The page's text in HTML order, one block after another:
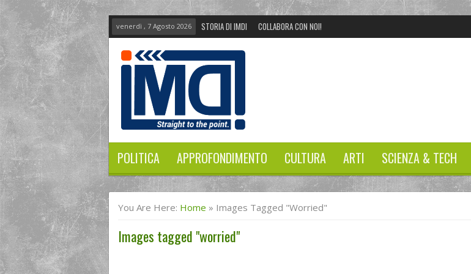
venerdì , 7 Agosto 2026 STORIA DI IMDI COLLABORA CON NOI!
POLITICA APPROFONDIMENTO CULTURA ARTI SCIENZA & TECH
You Are Here: Home » Images Tagged "worried"
Images tagged "worried"